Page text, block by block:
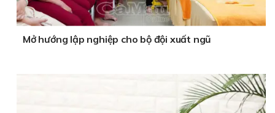
Mở hướng lập nghiệp cho bộ đội xuất ngũ